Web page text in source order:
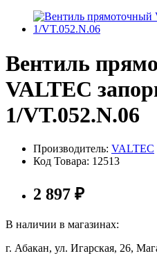
Все для бани
Блог
Вентиль
VALTEC
1/VT.052.N.06
Производитель: VALTEC
Код Товара: 12513
2 897 ₽
В наличии в магазинах:
г. Абакан, ул. Игарская, 26,